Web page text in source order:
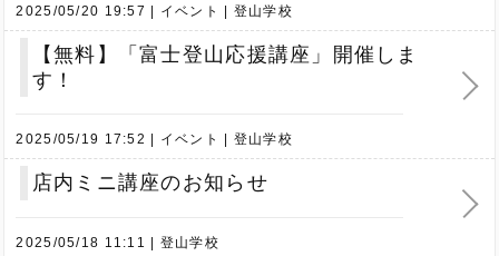
2025/05/20 19:57 イベント 登山学校
【無料】「富士登山応援講座」開催しま
す！
2025/05/19 17:52 イベント 登山学校
店内ミニ講座のお知らせ
2025/05/18 11:11 登山学校